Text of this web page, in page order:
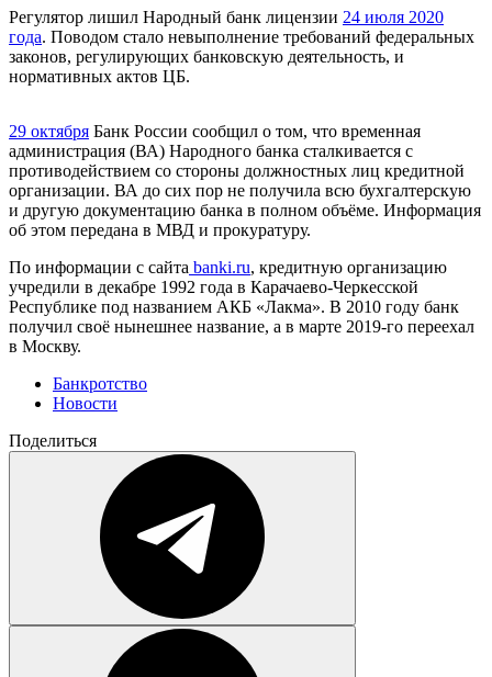
Регулятор лишил Народный банк лицензии 24 июля 2020
года. Поводом стало невыполнение требований федеральных
законов, регулирующих банковскую деятельность, и
нормативных актов ЦБ.
29 октября Банк России сообщил о том, что временная
администрация (ВА) Народного банка сталкивается с
противодействием со стороны должностных лиц кредитной
организации. ВА до сих пор не получила всю бухгалтерскую
и другую документацию банка в полном объёме. Информация
об этом передана в МВД и прокуратуру.
По информации с сайта banki.ru, кредитную организацию
учредили в декабре 1992 года в Карачаево-Черкесской
Республике под названием АКБ «Лакма». В 2010 году банк
получил своё нынешнее название, а в марте 2019-го переехал
в Москву.
Банкротство
Новости
Поделиться